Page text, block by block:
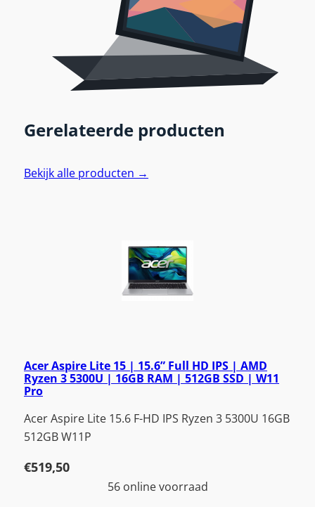
Gerelateerde producten
Bekijk alle producten →
Acer Aspire Lite 15 | 15.6” Full HD IPS | AMD
Ryzen 3 5300U | 16GB RAM | 512GB SSD | W11
Pro
Acer Aspire Lite 15.6 F-HD IPS Ryzen 3 5300U 16GB
512GB W11P
€519,50
56 online voorraad